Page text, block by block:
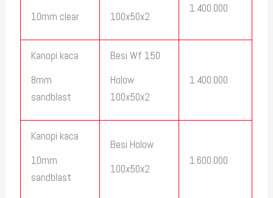
10mm clear
100x50x2
1.400.000
Kanopi kaca
8mm
sandblast
Besi Wf 150
Holow
100x50x2
1.400.000
Kanopi kaca
10mm
sandblast
Besi Holow
100x50x2
1.600.000